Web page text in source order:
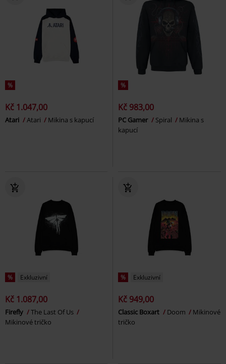
%
Kč 1.047,00
Atari Atari Mikina s kapucí
%
Kč 983,00
PC Gamer Spiral
Mikina s
kapucí
% Exkluzivní
Kč 1.087,00
Firefly
The Last Of Us
Mikinové tričko
% Exkluzivní
Kč 949,00
Classic Boxart Doom
Mikinové
tričko